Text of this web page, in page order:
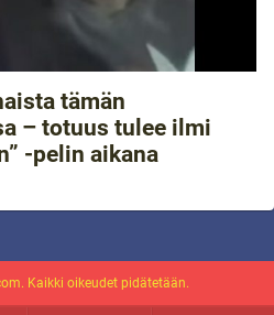
tämän
– totuus tulee ilmi
-pelin aikana
Kaikki oikeudet pidätetään.